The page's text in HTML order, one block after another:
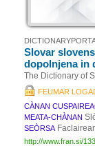
Slovar
dopolnjena in
The Dictionary of
FEUMAR
CÀNAN
MEATA-CHÀNAN
SEÒRSA
http://www.fran.si/